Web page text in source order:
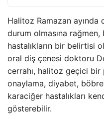
Halitoz Ramazan
durum olmasına
hastalıkların bir belirtisi
oral diş çenesi doktoru
cerrahı, halitoz geçici
onaylama, diyabet,
karaciğer hastalıkları
gösterebilir.